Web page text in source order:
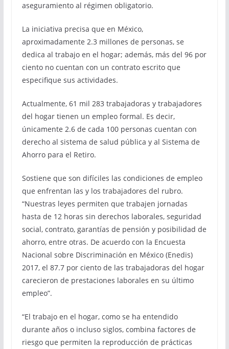
aseguramiento al régimen obligatorio.
La iniciativa precisa que en México,
aproximadamente 2.3 millones de personas, se
dedica al trabajo en el hogar; además, más del 96 por
ciento no cuentan con un contrato escrito que
especifique sus actividades.
Actualmente, 61 mil 283 trabajadoras y trabajadores
del hogar tienen un empleo formal. Es decir,
únicamente 2.6 de cada 100 personas cuentan con
derecho al sistema de salud pública y al Sistema de
Ahorro para el Retiro.
Sostiene que son difíciles las condiciones de empleo
que enfrentan las y los trabajadores del rubro.
“Nuestras leyes permiten que trabajen jornadas
hasta de 12 horas sin derechos laborales, seguridad
social, contrato, garantías de pensión y posibilidad de
ahorro, entre otras. De acuerdo con la Encuesta
Nacional sobre Discriminación en México (Enedis)
2017, el 87.7 por ciento de las trabajadoras del hogar
carecieron de prestaciones laborales en su último
empleo”.
“El trabajo en el hogar, como se ha entendido
durante años o incluso siglos, combina factores de
riesgo que permiten la reproducción de prácticas